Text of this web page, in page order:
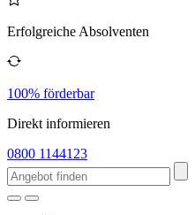
Erfolgreiche Absolventen
100% förderbar
Direkt informieren
0800 1144123